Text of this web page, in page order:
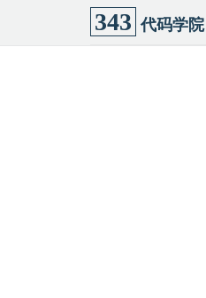
343 代码学院